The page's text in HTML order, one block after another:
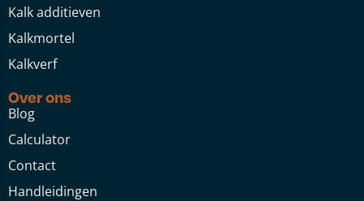
Kalk additieven
Kalkmortel
Kalkverf
Over ons
Blog
Calculator
Contact
Handleidingen